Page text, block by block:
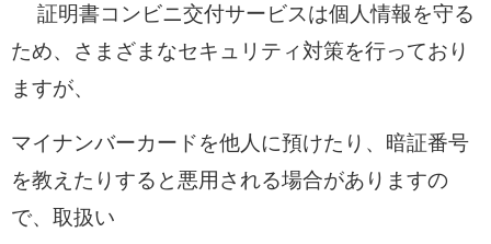
証明書コンビニ交付サービスは個人情報を守る
ため、さまざまなセキュリティ対策を行っており
ますが、
マイナンバーカードを他人に預けたり、暗証番号
を教えたりすると悪用される場合がありますの
で、取扱い